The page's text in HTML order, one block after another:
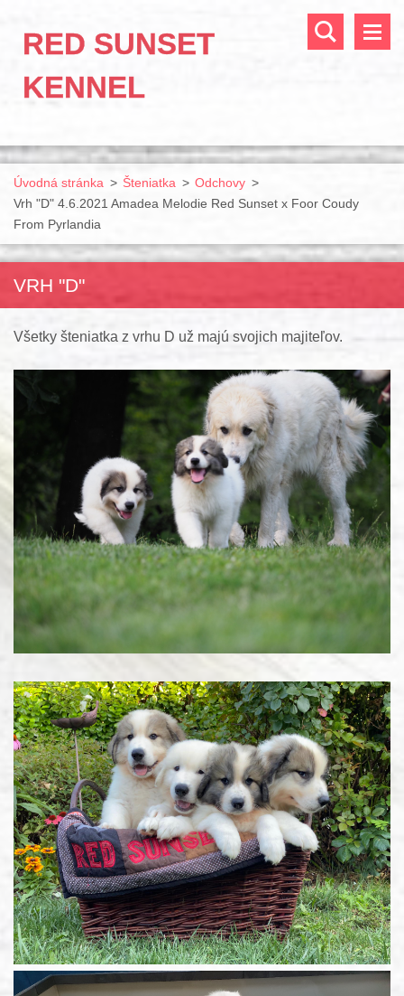
RED SUNSET
KENNEL
Úvodná stránka > Šteniatka > Odchovy >
Vrh "D" 4.6.2021 Amadea Melodie Red Sunset x Foor Coudy
From Pyrlandia
VRH "D"
Všetky šteniatka z vrhu D už majú svojich majiteľov.